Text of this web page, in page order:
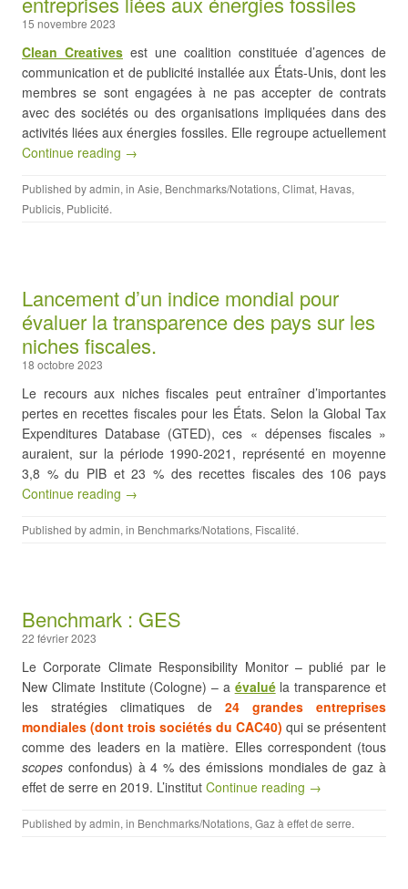
15 novembre 2023
Clean Creatives est une coalition constituée d’agences de
communication et de publicité installée aux États-Unis, dont les
membres se sont engagées à ne pas accepter de contrats
avec des sociétés ou des organisations impliquées dans des
activités liées aux énergies fossiles. Elle regroupe actuellement
Continue reading →
Published byadmin, in Asie, Benchmarks/Notations, Climat, Havas,
Publicis, Publicité.
Lancement d’un indice mondial pour
évaluer la transparence des pays sur les
niches fiscales.
18 octobre 2023
Le recours aux niches fiscales peut entraîner d’importantes
pertes en recettes fiscales pour les États. Selon la Global Tax
Expenditures Database (GTED), ces « dépenses fiscales »
auraient, sur la période 1990-2021, représenté en moyenne
3,8 % du PIB et 23 % des recettes fiscales des 106 pays
Continue reading →
Published byadmin, in Benchmarks/Notations, Fiscalité.
Benchmark : GES
22 février 2023
Le Corporate Climate Responsibility Monitor – publié par le
New Climate Institute (Cologne) – a évaluéla transparence et
les stratégies climatiques de 24 grandes entreprises
mondiales (dont trois sociétés du CAC40) qui se présentent
comme des leaders en la matière. Elles correspondent (tous
scopes confondus) à 4 % des émissions mondiales de gaz à
effet de serre en 2019. L’institut Continue reading →
Published byadmin, in Benchmarks/Notations, Gaz à effet de serre.